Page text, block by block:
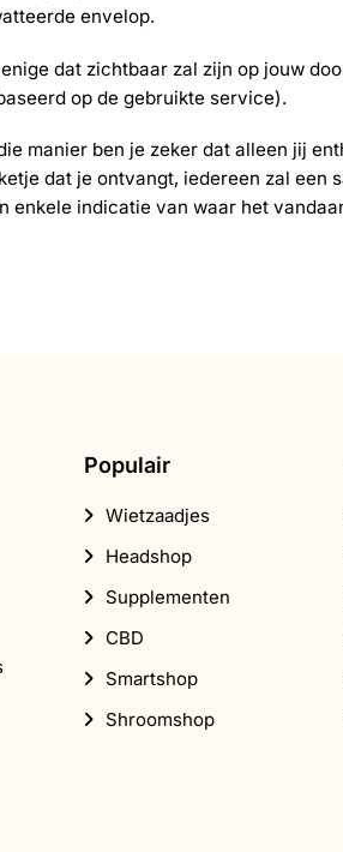
envelop.
dat zichtbaar zal zijn op jouw
op de gebruikte service).
manier ben je zeker dat alleen jij
dat je ontvangt, iedereen zal een
enkele indicatie van waar het
Populair
Wietzaadjes
Headshop
Supplementen
CBD
Smartshop
Shroomshop